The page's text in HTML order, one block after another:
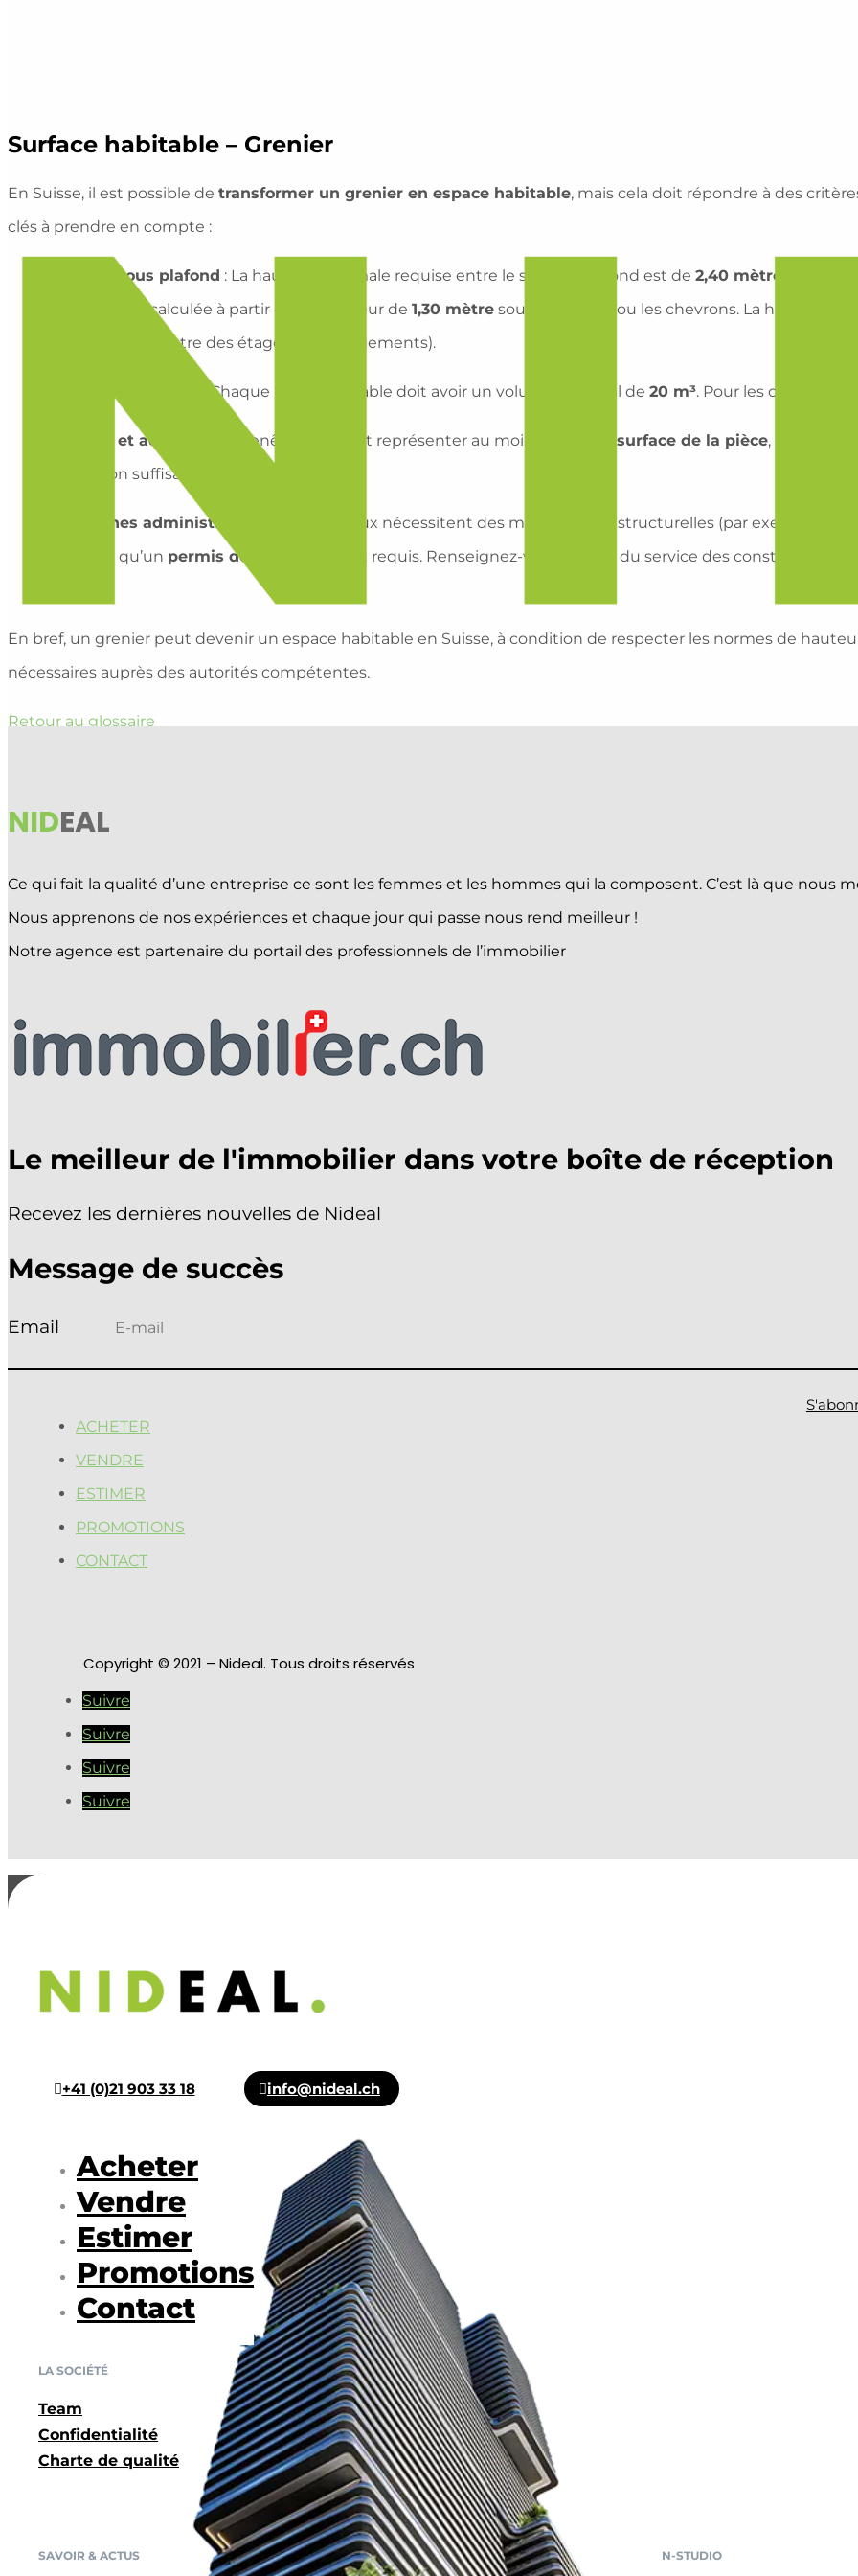
ACHETER
VENDRE
Sélectionner une page
Surface habitable – Grenier
En Suisse, il est possible de transformer un grenier en espace habitable, mais cela doit répondre à des
clés à prendre en compte :
Hauteur sous plafond : La hauteur minimale requise entre le sol et le plafond est de 2,40 mètres
la surface est calculée à partir d’une hauteur de 1,30 mètre sous le plafond ou les chevrons. La hauteur
( pour y mettre des étagères ou rangements).
: Chaque pièce habitable doit avoir un volume minimal de 20 m³. Pour les chambres
Lumière et aération : Les fenêtres doivent représenter au moins 1/8 de la surface de la pièce, avec un
ventilation suffisants.
Démarches administratives
: Si les travaux nécessitent des modifications structurelles (par exemple,
probable qu’un permis de construire
soit requis. Renseignez-vous auprès du service des
En bref, un grenier peut devenir un espace habitable en Suisse, à condition de respecter les normes de
nécessaires auprès des autorités compétentes.
Retour au glossaire
NIDEAL
Ce qui fait la qualité d’une entreprise ce sont les femmes et les hommes qui la composent. C’est là que
Nous apprenons de nos expériences et chaque jour qui passe nous rend meilleur !
Notre agence est partenaire du portail des professionnels de l’immobilier
Le meilleur de l'immobilier dans votre boîte de réception
Recevez les dernières nouvelles de Nideal
Message de succès
ACHETER
VENDRE
ESTIMER
PROMOTIONS
CONTACT
Copyright © 2021 – Nideal. Tous droits réservés
Suivre
Suivre
Suivre
Suivre
+41 (0)21 903 33 18 info@nideal.ch
Acheter
Vendre
Estimer
Promotions
Contact
LA SOCIÉTÉ
Team
Confidentialité
Charte de qualité
SAVOIR & ACTUS N-STUDIO